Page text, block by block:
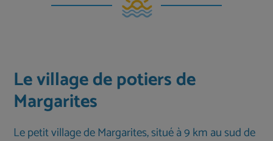
Le village de potiers de
Margarites
Le petit village de Margarites, situé à 9 km au sud de